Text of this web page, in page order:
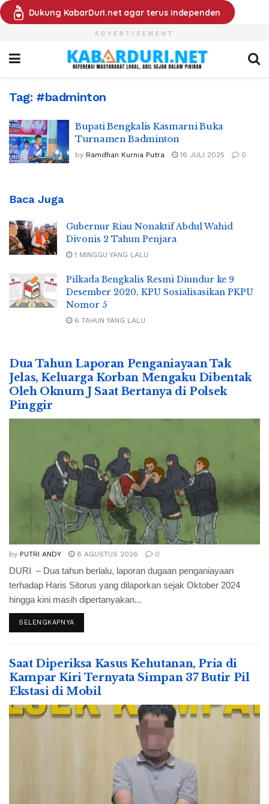
Dukung KabarDuri.net agar terus independen
ADVERTISEMENT
Tag: #badminton
Bupati Bengkalis Kasmarni Buka
Turnamen Badminton
by Ramdhan Kurnia Putra 16 JULI 2025 0
Baca Juga
Gubernur Riau Nonaktif Abdul Wahid
Divonis 2 Tahun Penjara
1 MINGGU YANG LALU
Pilkada Bengkalis Resmi Diundur ke 9
Desember 2020, KPU Sosialisasikan PKPU
Nomor 5
6 TAHUN YANG LALU
Dua Tahun Laporan Penganiayaan Tak
Jelas, Keluarga Korban Mengaku Dibentak
Oleh Oknum J Saat Bertanya di Polsek
Pinggir
by PUTRI ANDY 8 AGUSTUS 2026 0
DURI – Dua tahun berlalu, laporan dugaan penganiayaan
terhadap Haris Sitorus yang dilaporkan sejak Oktober 2024
hingga kini masih dipertanyakan...
SELENGKAPNYA
Saat Diperiksa Kasus Kehutanan, Pria di
Kampar Kiri Ternyata Simpan 37 Butir Pil
Ekstasi di Mobil